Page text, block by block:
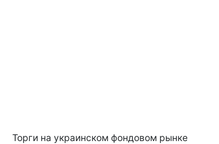
Торги на украинском фондовом рынке